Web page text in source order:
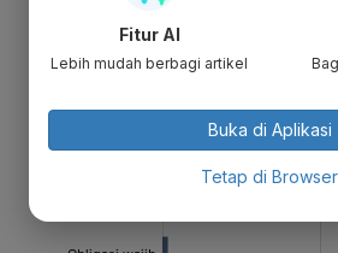
Fitur AI
Lebih mudah berbagi artikel
Buka di Aplikasi
Tetap di Browser